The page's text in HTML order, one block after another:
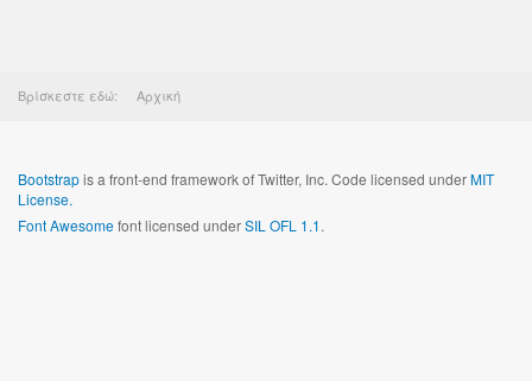
Βρίσκεστε εδώ: Αρχική
Bootstrapis a front-end framework of Twitter, Inc. Code licensed underMIT
License.
Font Awesomefont licensed underSIL OFL 1.1.